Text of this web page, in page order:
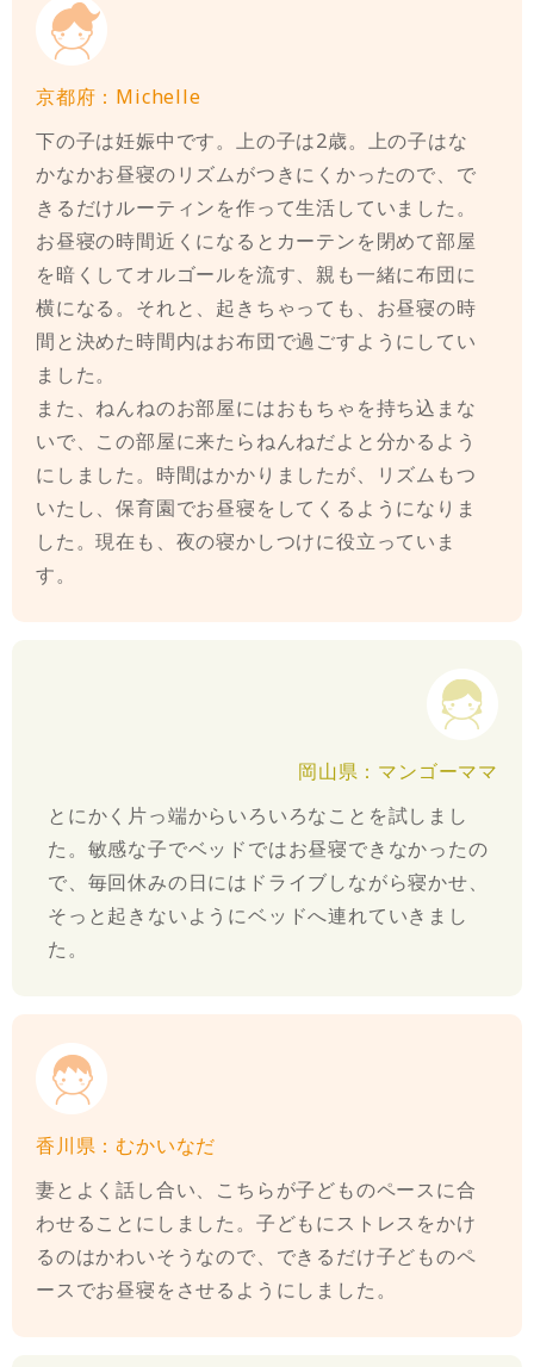
京都府：Michelle
下の子は妊娠中です。上の子は2歳。上の子はな
かなかお昼寝のリズムがつきにくかったので、で
きるだけルーティンを作って生活していました。
お昼寝の時間近くになるとカーテンを閉めて部屋
を暗くしてオルゴールを流す、親も一緒に布団に
横になる。それと、起きちゃっても、お昼寝の時
間と決めた時間内はお布団で過ごすようにしてい
ました。
また、ねんねのお部屋にはおもちゃを持ち込まな
いで、この部屋に来たらねんねだよと分かるよう
にしました。時間はかかりましたが、リズムもつ
いたし、保育園でお昼寝をしてくるようになりま
した。現在も、夜の寝かしつけに役立っていま
す。
岡山県：マンゴーママ
とにかく片っ端からいろいろなことを試しまし
た。敏感な子でベッドではお昼寝できなかったの
で、毎回休みの日にはドライブしながら寝かせ、
そっと起きないようにベッドへ連れていきまし
た。
香川県：むかいなだ
妻とよく話し合い、こちらが子どものペースに合
わせることにしました。子どもにストレスをかけ
るのはかわいそうなので、できるだけ子どものペ
ースでお昼寝をさせるようにしました。